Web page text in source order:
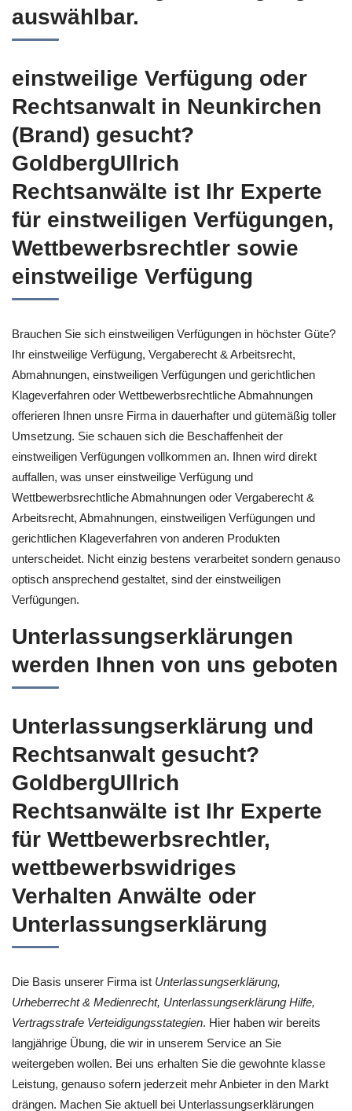
auswählbar.
einstweilige Verfügung oder
Rechtsanwalt in Neunkirchen
(Brand) gesucht?
GoldbergUllrich
Rechtsanwälte ist Ihr Experte
für einstweiligen Verfügungen,
Wettbewerbsrechtler sowie
einstweilige Verfügung
Brauchen Sie sich einstweiligen Verfügungen in höchster Güte?
Ihr einstweilige Verfügung, Vergaberecht & Arbeitsrecht,
Abmahnungen, einstweiligen Verfügungen und gerichtlichen
Klageverfahren oder Wettbewerbsrechtliche Abmahnungen
offerieren Ihnen unsre Firma in dauerhafter und gütemäßig toller
Umsetzung. Sie schauen sich die Beschaffenheit der
einstweiligen Verfügungen vollkommen an. Ihnen wird direkt
auffallen, was unser einstweilige Verfügung und
Wettbewerbsrechtliche Abmahnungen oder Vergaberecht &
Arbeitsrecht, Abmahnungen, einstweiligen Verfügungen und
gerichtlichen Klageverfahren von anderen Produkten
unterscheidet. Nicht einzig bestens verarbeitet sondern genauso
optisch ansprechend gestaltet, sind der einstweiligen
Verfügungen.
Unterlassungserklärungen
werden Ihnen von uns geboten
Unterlassungserklärung und
Rechtsanwalt gesucht?
GoldbergUllrich
Rechtsanwälte ist Ihr Experte
für Wettbewerbsrechtler,
wettbewerbswidriges
Verhalten Anwälte oder
Unterlassungserklärung
Die Basis unserer Firma ist Unterlassungserklärung,
Urheberrecht & Medienrecht, Unterlassungserklärung Hilfe,
Vertragsstrafe Verteidigungsstategien. Hier haben wir bereits
langjährige Übung, die wir in unserem Service an Sie
weitergeben wollen. Bei uns erhalten Sie die gewohnte klasse
Leistung, genauso sofern jederzeit mehr Anbieter in den Markt
drängen. Machen Sie aktuell bei Unterlassungserklärungen